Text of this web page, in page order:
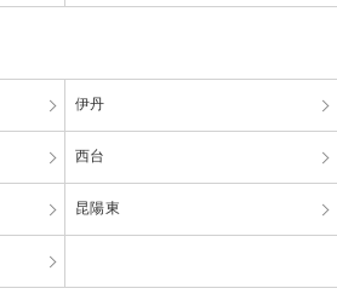
伊丹
西台
昆陽東